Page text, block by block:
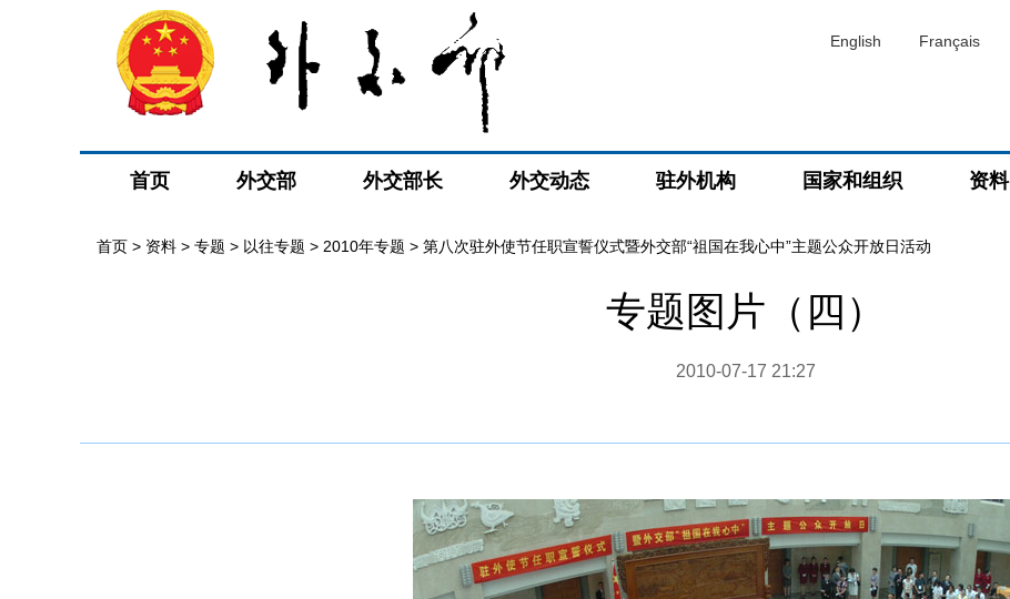
English Français
首页 外交部 外交部长 外交动态 驻外机构 国家和组织 资料
首页 > 资料 > 专题 > 以往专题 > 2010年专题 > 第八次驻外使节任职宣誓仪式暨外交部“祖国在我心中”主题公众开放日活动
专题图片（四）
2010-07-17 21:27